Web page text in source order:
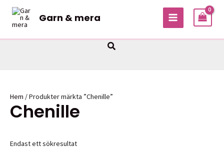
Hoppa
innehåll
Garn & mera
MAIN
Sök
Hem / Produkter märkta ”Chenille”
Chenille
Endast ett sökresultat